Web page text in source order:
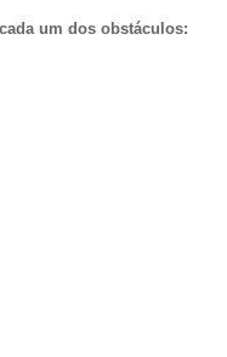
um dos obstáculos: